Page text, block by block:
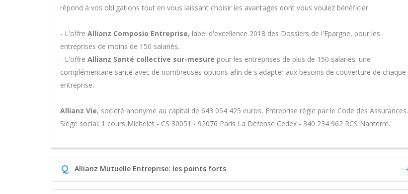
répond à vos obligations tout en vous laissant choisir les avantages dont vous voulez bénéficier.
- L'offre Allianz Composio Entreprise, label d'excellence 2018 des Dossiers de l'Epargne, pour les
entreprises de moins de 150 salariés.
- L'offre Allianz Santé collective sur-mesure pour les entreprises de plus de 150 salariés: une
complémentaire santé avec de nombreuses options afin de s'adapter aux besoins de couverture de chaque
entreprise.
Allianz Vie, société anonyme au capital de 643 054 425 euros, Entreprise régie par le Code des Assurances.
Siège social: 1 cours Michelet - CS 30051 - 92076 Paris La Défense Cedex - 340 234 962 RCS Nanterre.
Q Allianz Mutuelle Entreprise: les points forts